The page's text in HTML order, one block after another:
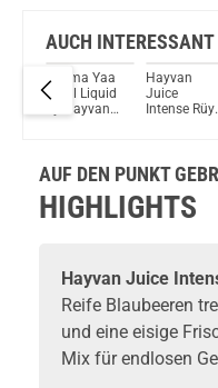
Geekit Peach
Du willst
Schau mal
Vaptio
AUCH INTERESSANT
Yapma Yaa
10ml Liquid
by Hayvan
Hayvan
Juice
Intense
AUF DEN PUNKT
HIGHLIGHTS
Hayvan Juice
Reife Blaubeeren
und eine eisige
Mix für endlosen